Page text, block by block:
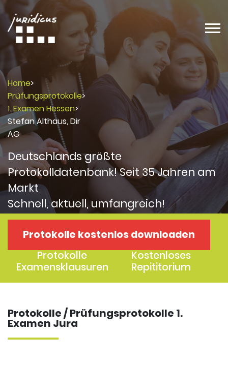
Home>
Prüfungsprotokolle>
1. Examen Hessen>
Stefan Althaus, Dir
AG
Deutschlands größte
Protokolldatenbank! Seit 35 Jahren am
Markt
Schnell, aktuell, umfangreich!
Protokolle kostenlos downloaden
1. Examen
2. Examen
Protokolle
Examensklausuren
Kostenloses
Repititorium
Protokolle / Prüfungsprotokolle 1.
Examen Jura